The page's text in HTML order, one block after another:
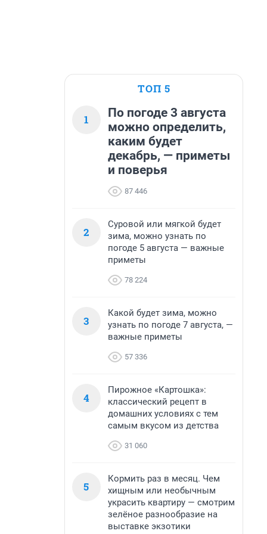
ТОП 5
1
По погоде 3 августа
можно определить,
каким будет
декабрь, — приметы
и поверья
87 446
2
Суровой или мягкой будет
зима, можно узнать по
погоде 5 августа — важные
приметы
78 224
3
Какой будет зима, можно
узнать по погоде 7 августа, —
важные приметы
57 336
4
Пирожное «Картошка»:
классический рецепт в
домашних условиях с тем
самым вкусом из детства
31 060
5
Кормить раз в месяц. Чем
хищным или необычным
украсить квартиру — смотрим
зелёное разнообразие на
выставке экзотики